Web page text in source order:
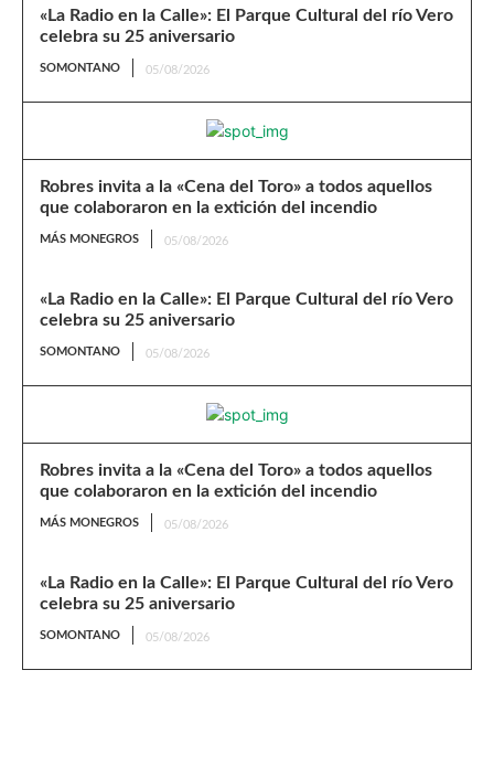
«La Radio en la Calle»: El Parque Cultural del río Vero
celebra su 25 aniversario
SOMONTANO 05/08/2026
Robres invita a la «Cena del Toro» a todos aquellos
que colaboraron en la extición del incendio
MÁS MONEGROS 05/08/2026
«La Radio en la Calle»: El Parque Cultural del río Vero
celebra su 25 aniversario
SOMONTANO 05/08/2026
Robres invita a la «Cena del Toro» a todos aquellos
que colaboraron en la extición del incendio
MÁS MONEGROS 05/08/2026
«La Radio en la Calle»: El Parque Cultural del río Vero
celebra su 25 aniversario
SOMONTANO 05/08/2026